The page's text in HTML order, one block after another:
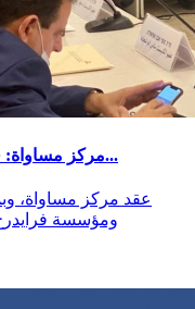
مركز مساواة: قرار الحكومة حول تطوير البلدات العربية...
عقد مركز مساواة،
ومؤسسة فرايدرخ ايبرت،